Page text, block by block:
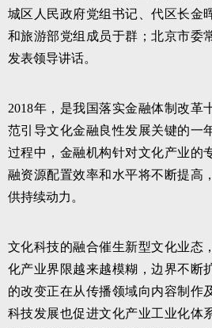
城区人民政府党组书记、代区长金
和旅游部党组成员于群；北京市委
发表领导讲话。
2018年，是我国落实金融体制改革
范引导文化金融良性发展关键的一
过程中，金融机构针对文化产业的
融资源配置效率和水平将不断提高
供持续动力。
文化科技的融合催生新型文化业态
化产业界限越来越模糊，边界不断
的改变正在从传播领域向内容制作
科技发展也促进文化产业工业化体